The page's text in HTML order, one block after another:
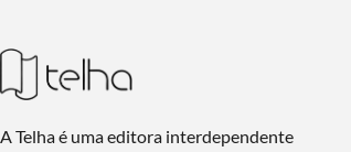
A Telha é uma editora interdependente